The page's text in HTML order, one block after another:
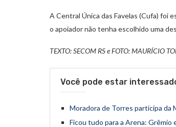
A Central Única das Favelas (Cufa) foi
o apoiador não tenha escolhido uma
TEXTO: SECOM RS e FOTO: MAURÍCIO
Você pode estar
Moradora de Torres participa da
Ficou tudo para a Arena: Grêmio